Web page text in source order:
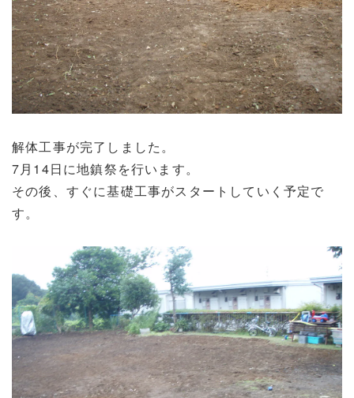
解体工事が完了しました。
7月14日に地鎮祭を行います。
その後、すぐに基礎工事がスタートしていく予定で
す。